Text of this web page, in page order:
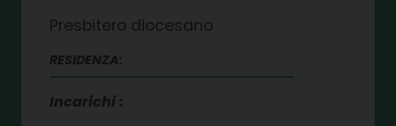
Presbitero diocesano
RESIDENZA:
Incarichi